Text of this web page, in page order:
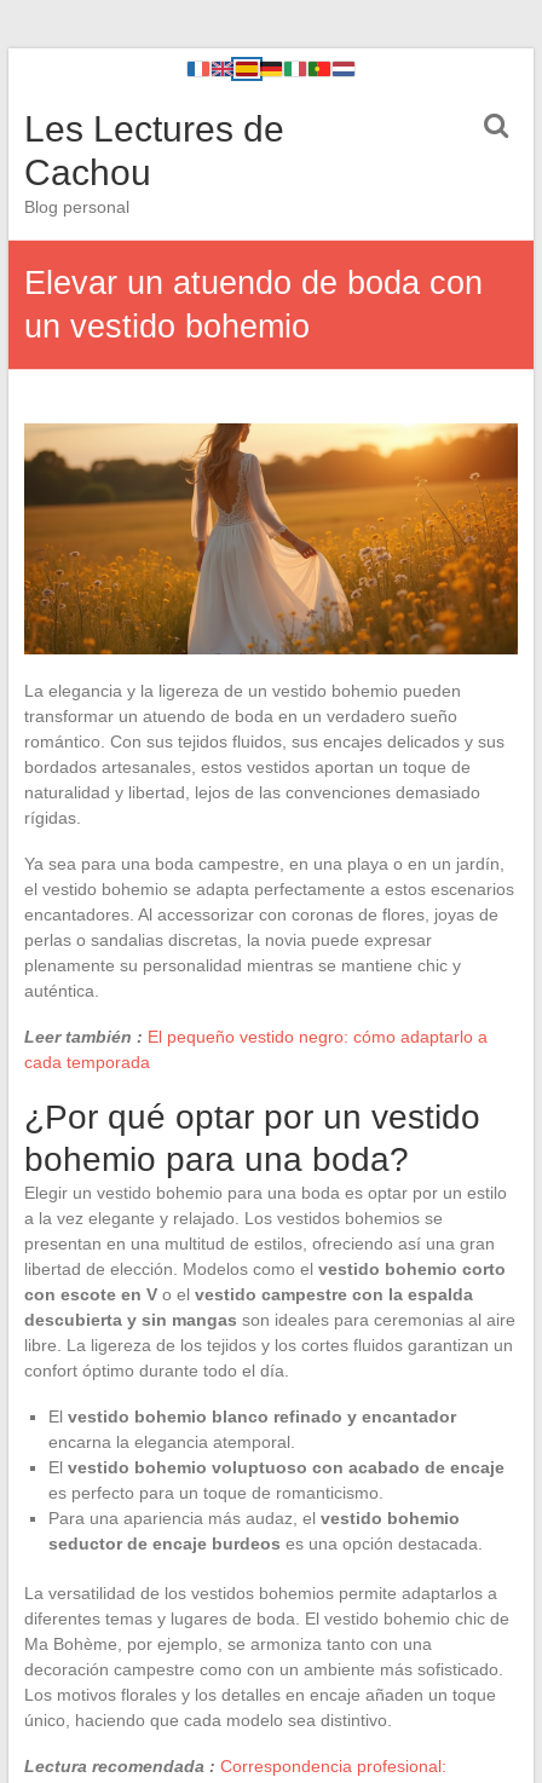
Les Lectures de
Cachou
Blog personal
Elevar un atuendo de boda con
un vestido bohemio
La elegancia y la ligereza de un vestido bohemio pueden
transformar un atuendo de boda en un verdadero sueño
romántico. Con sus tejidos fluidos, sus encajes delicados y sus
bordados artesanales, estos vestidos aportan un toque de
naturalidad y libertad, lejos de las convenciones demasiado
rígidas.
Ya sea para una boda campestre, en una playa o en un jardín,
el vestido bohemio se adapta perfectamente a estos escenarios
encantadores. Al accessorizar con coronas de flores, joyas de
perlas o sandalias discretas, la novia puede expresar
plenamente su personalidad mientras se mantiene chic y
auténtica.
Leer también : El pequeño vestido negro: cómo adaptarlo a
cada temporada
¿Por qué optar por un vestido
bohemio para una boda?
Elegir un vestido bohemio para una boda es optar por un estilo
a la vez elegante y relajado. Los vestidos bohemios se
presentan en una multitud de estilos, ofreciendo así una gran
libertad de elección. Modelos como el vestido bohemio corto
con escote en Vo el vestido campestre con la espalda
descubierta y sin mangas son ideales para ceremonias al aire
libre. La ligereza de los tejidos y los cortes fluidos garantizan un
confort óptimo durante todo el día.
El vestido bohemio blanco refinado y encantador
encarna la elegancia atemporal.
El vestido bohemio voluptuoso con acabado de encaje
es perfecto para un toque de romanticismo.
Para una apariencia más audaz, el vestido bohemio
seductor de encaje burdeos es una opción destacada.
La versatilidad de los vestidos bohemios permite adaptarlos a
diferentes temas y lugares de boda. El vestido bohemio chic de
Ma Bohème, por ejemplo, se armoniza tanto con una
decoración campestre como con un ambiente más sofisticado.
Los motivos florales y los detalles en encaje añaden un toque
único, haciendo que cada modelo sea distintivo.
Lectura recomendada : Correspondencia profesional: